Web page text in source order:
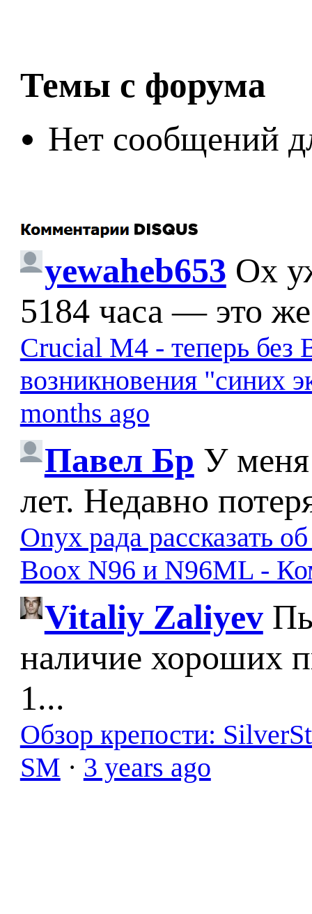
Темы с форума
Нет сообщений
yewaheb653 Ох
5184 часа — это
Crucial M4 - теперь без
возникновения "синих
months ago
Павел Бр У меня
лет. Недавно
Onyx рада рассказать
Boox N96 и N96ML -
Vitaliy Zaliyev
наличие хороших
1...
Обзор крепости:
SM · 3 years ago